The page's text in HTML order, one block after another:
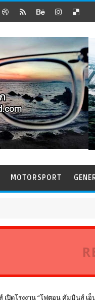
MOTORSPORT
ปิดโรงงาน “โฟตอน คัมมินส์ เอ็